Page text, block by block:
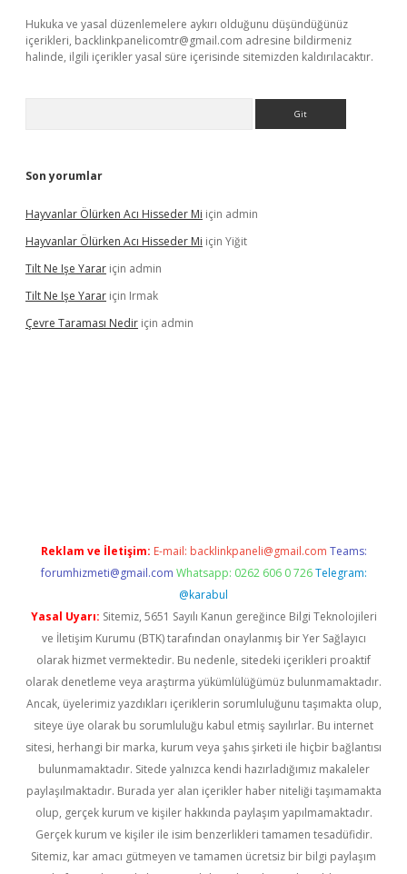
Hukuka ve yasal düzenlemelere aykırı olduğunu düşündüğünüz
içerikleri, backlinkpanelicomtr@gmail.com adresine bildirmeniz
halinde, ilgili içerikler yasal süre içerisinde sitemizden kaldırılacaktır.
Son yorumlar
Hayvanlar Ölürken Acı Hisseder Mi için admin
Hayvanlar Ölürken Acı Hisseder Mi için Yiğit
Tilt Ne Işe Yarar için admin
Tilt Ne Işe Yarar için Irmak
Çevre Taraması Nedir için admin
Reklam ve İletişim: E-mail: backlinkpaneli@gmail.com Teams:
forumhizmeti@gmail.com Whatsapp: 0262 606 0 726 Telegram:
@karabul
Yasal Uyarı: Sitemiz, 5651 Sayılı Kanun gereğince Bilgi Teknolojileri
ve İletişim Kurumu (BTK) tarafından onaylanmış bir Yer Sağlayıcı
olarak hizmet vermektedir. Bu nedenle, sitedeki içerikleri proaktif
olarak denetleme veya araştırma yükümlülüğümüz bulunmamaktadır.
Ancak, üyelerimiz yazdıkları içeriklerin sorumluluğunu taşımakta olup,
siteye üye olarak bu sorumluluğu kabul etmiş sayılırlar. Bu internet
sitesi, herhangi bir marka, kurum veya şahıs şirketi ile hiçbir bağlantısı
bulunmamaktadır. Sitede yalnızca kendi hazırladığımız makaleler
paylaşılmaktadır. Burada yer alan içerikler haber niteliği taşımamakta
olup, gerçek kurum ve kişiler hakkında paylaşım yapılmamaktadır.
Gerçek kurum ve kişiler ile isim benzerlikleri tamamen tesadüfidir.
Sitemiz, kar amacı gütmeyen ve tamamen ücretsiz bir bilgi paylaşım